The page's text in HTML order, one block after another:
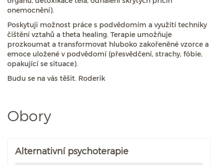
onemocnění).
Poskytuji možnost práce s podvědomím a využití techniky
čištění vztahů a theta healing. Terapie umožňuje
prozkoumat a transformovat hluboko zakořeněné vzorce a
emoce uložené v podvědomí (přesvědčení, strachy, fóbie,
opakující se situace).
Budu se na vás těšit. Roderik
Obory
Alternativní psychoterapie